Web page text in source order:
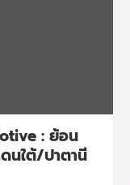
: ย้อน
นใต้/ปาตานี